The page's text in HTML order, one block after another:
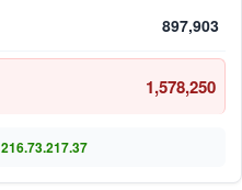
897,903
1,578,250
216.73.217.37